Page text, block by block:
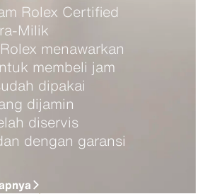
Rolex Certified
Milik
menawarkan
membeli jam
dipakai
dijamin
diservis
dengan garansi